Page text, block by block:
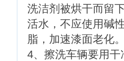
洗洁剂被烘干而留
活水，不应使用碱
脂，加速漆面老化
4、擦洗车辆要用